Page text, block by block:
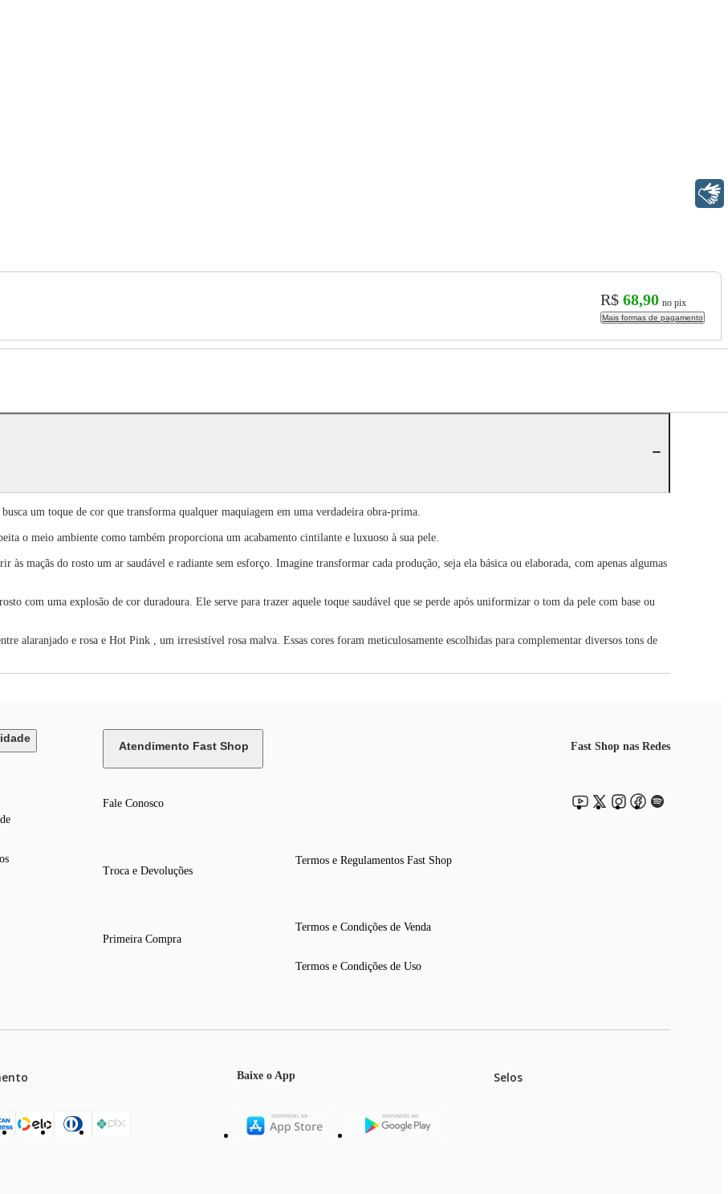
R$ 68,90 no pix
Mais formas de pagamento
um toque de cor que transforma qualquer maquiagem em uma verdadeira obra-prima.
o meio ambiente como também proporciona um acabamento cintilante e luxuoso à sua pele.
às maçãs do rosto um ar saudável e radiante sem esforço. Imagine transformar cada produção, seja ela básica ou elaborada, com apenas algumas
com uma explosão de cor duradoura. Ele serve para trazer aquele toque saudável que se perde após uniformizar o tom da pele com base ou
alaranjado e rosa e Hot Pink , um irresistível rosa malva. Essas cores foram meticulosamente escolhidas para complementar diversos tons de
Atendimento Fast Shop
Fale Conosco
Troca e Devoluções
Primeira Compra
Termos e Regulamentos Fast Shop
Termos e Condições de Venda
Termos e Condições de Uso
Fast Shop nas Redes
Baixe o App Selos